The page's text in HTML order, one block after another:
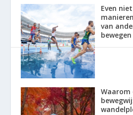
Even
van
bewegen
Waarom